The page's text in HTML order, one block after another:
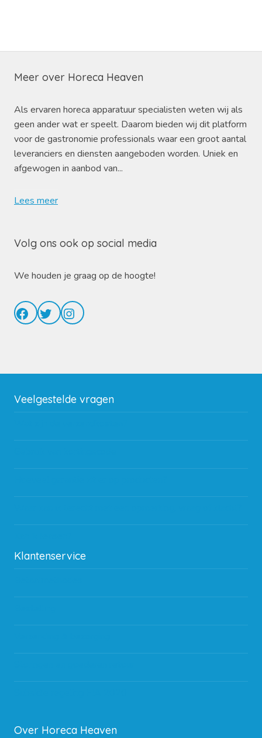
Meer over Horeca Heaven
Als ervaren horeca apparatuur specialisten weten wij als
geen ander wat er speelt. Daarom bieden wij dit platform
voor de gastronomie professionals waar een groot aantal
leveranciers en diensten aangeboden worden. Uniek en
afgewogen in aanbod van...
Lees meer
Volg ons ook op social media
We houden je graag op de hoogte!
Facebook
TwitterInstagram
Veelgestelde vragen
Klantenservice
Over Horeca Heaven